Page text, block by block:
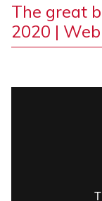
The great
2020 |